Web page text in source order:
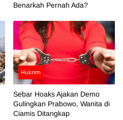
Benarkah Pernah Ada?
Hukrim
Sebar Hoaks Ajakan Demo
Gulingkan Prabowo, Wanita di
Ciamis Ditangkap